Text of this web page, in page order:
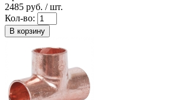
2485 руб. / шт.
Кол-во:
В корзину